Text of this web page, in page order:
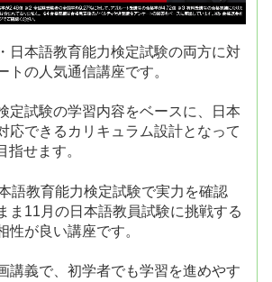
日本語教育能力検定試験の両方に対
トの人気通信講座です。
定試験の学習内容をベースに、日本
応できるカリキュラム設計となって
指せます。
語教育能力検定試験で実力を確認
ま11月の日本語教員試験に挑戦する
性が良い講座です。
講義で、初学者でも学習を進めやす